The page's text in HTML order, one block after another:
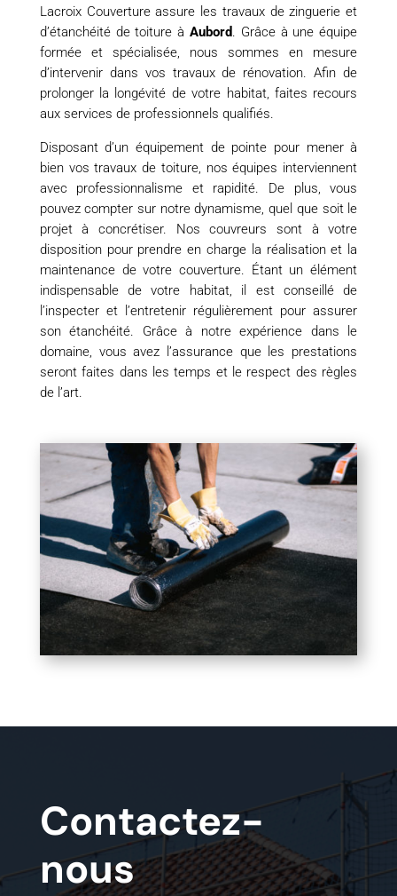
Lacroix Couverture assure les travaux de zinguerie et
d’étanchéité de toiture à Aubord. Grâce à une équipe
formée et spécialisée, nous sommes en mesure
d’intervenir dans vos travaux de rénovation. Afin de
prolonger la longévité de votre habitat, faites recours
aux services de professionnels qualifiés.
Disposant d’un équipement de pointe pour mener à
bien vos travaux de toiture, nos équipes interviennent
avec professionnalisme et rapidité. De plus, vous
pouvez compter sur notre dynamisme, quel que soit le
projet à concrétiser. Nos couvreurs sont à votre
disposition pour prendre en charge la réalisation et la
maintenance de votre couverture. Étant un élément
indispensable de votre habitat, il est conseillé de
l’inspecter et l’entretenir régulièrement pour assurer
son étanchéité. Grâce à notre expérience dans le
domaine, vous avez l’assurance que les prestations
seront faites dans les temps et le respect des règles
de l’art.
Contactez-
nous